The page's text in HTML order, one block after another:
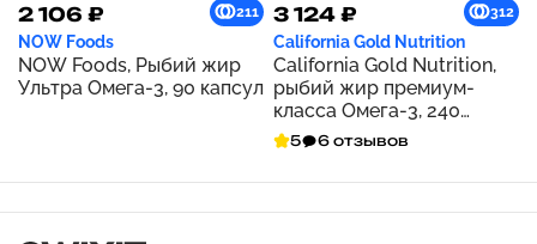
2 106 ₽ 211
NOW Foods
NOW Foods, Рыбий жир
Ультра Омега-3, 90 капсул
3 124 ₽ 312
California Gold Nutrition
California Gold Nutrition,
рыбий жир премиум-
класса Омега-3, 240
капсул с рыбьим
желатином
5 6 отзывов